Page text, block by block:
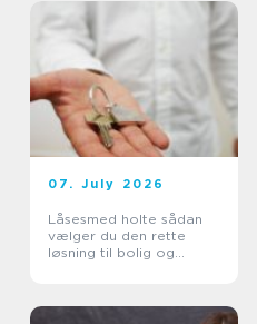
07. July 2026
Låsesmed holte sådan
vælger du den rette
løsning til bolig og